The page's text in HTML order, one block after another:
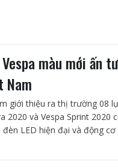
màu mới ấn
Nam
giới thiệu ra thị trường 08
2020 và Vespa Sprint 2020
LED hiện đại và động cơ